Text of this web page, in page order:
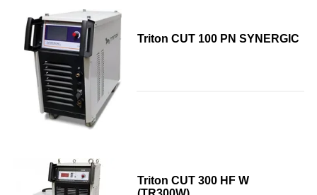
Triton CUT 100 PN SYNERGIC
Triton CUT 300 HF W